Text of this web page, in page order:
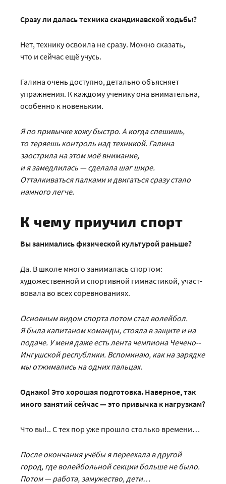
Сразу ли далась техника скандинавской ходьбы?
Нет, технику освоила не сразу. Можно сказать,
что и сейчас ещё учусь.
Галина очень доступно, детально объясняет
упражнения. К каждому ученику она внимательна,
особенно к новеньким.
Я по привычке хожу быстро. А когда спешишь,
то теряешь контроль над техникой. Галина
заострила на этом моё внимание,
и я замедлилась — сделала шаг шире.
Отталкиваться палками и двигаться сразу стало
намного легче.
К чему приучил спорт
Вы занимались физической культурой раньше?
Да. В школе много занималась спортом:
художественной и спор­тивной гимнастикой, участ­
вовала во всех соревнованиях.
Основным видом спорта потом стал волейбол.
Я была капитаном команды, стояла в защите и на
подаче. У меня даже есть лента чемпиона Чечено-­
Ин­гушской республики. Вспоминаю, как на зарядке
мы отжимались на одних пальцах.
Однако! Это хорошая подготовка. Наверное, так
много занятий сейчас — это привычка к нагрузкам?
Что вы!.. С тех пор уже прошло столько времени…
После окончания учёбы я переехала в другой
город, где волейбольной секции больше не было.
Потом — работа, замужество, дети…